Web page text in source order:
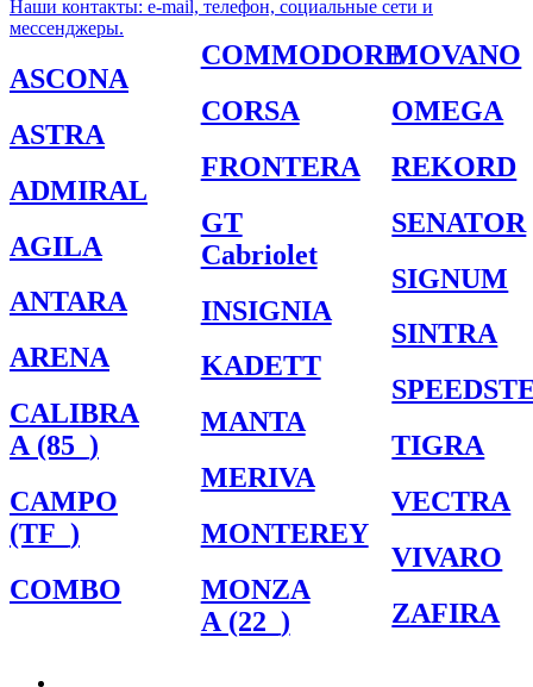
Наши контакты: e-mail, телефон, социальные сети и
мессенджеры.
ASCONA
ASTRA
ADMIRAL
AGILA
ANTARA
ARENA
CALIBRA
A (85_)
CAMPO
(TF_)
COMBO
COMMODORE
CORSA
FRONTERA
GT
Cabriolet
INSIGNIA
KADETT
MANTA
MERIVA
MONTEREY
MONZA
A (22_)
MOVANO
OMEGA
REKORD
SENATOR
SIGNUM
SINTRA
TIGRA
VECTRA
VIVARO
ZAFIRA